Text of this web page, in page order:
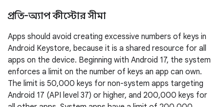
প্রতি-অ্যাপ কীস্টোর সীমা
Apps should avoid creating excessive numbers of keys in
Android Keystore, because it is a shared resource for all
apps on the device. Beginning with Android 17, the system
enforces a limit on the number of keys an app can own.
The limit is 50,000 keys for non-system apps targeting
Android 17 (API level 37) or higher, and 200,000 keys for